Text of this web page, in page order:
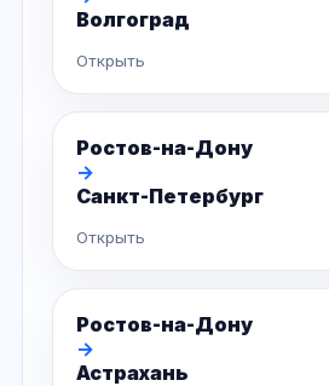
Волгоград
Открыть
Ростов-на-Дону
→
Санкт-Петербург
Открыть
Ростов-на-Дону
→
Астрахань